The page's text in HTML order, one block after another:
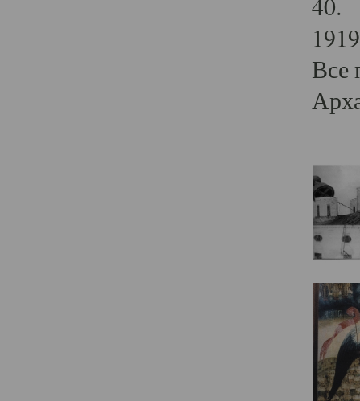
Все